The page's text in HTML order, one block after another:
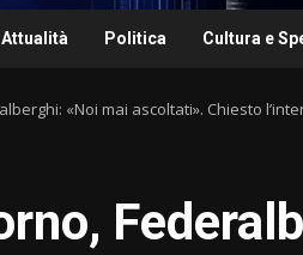
Attualità Politica Cultura e
«Noi mai ascoltati». Chiesto